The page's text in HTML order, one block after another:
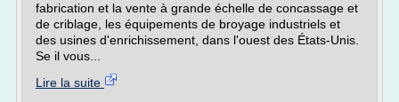
fabrication et la vente à grande échelle de concassage et
de criblage, les équipements de broyage industriels et
des usines d'enrichissement, dans l'ouest des États-Unis.
Se il vous...
Lire la suite